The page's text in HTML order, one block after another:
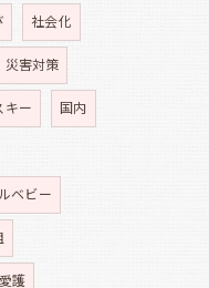
社会化
災害対策
キー 国内
ベビー
護